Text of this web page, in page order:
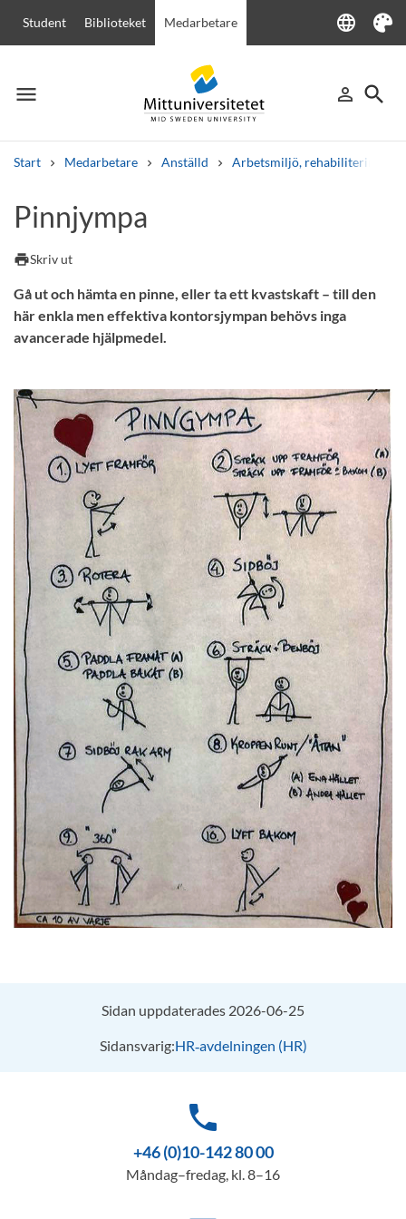
Student Biblioteket Medarbetare language
Language
Tema
menu
Meny person_outline
Logga in
search
Sök
Start Medarbetare Anställd Arbetsmiljö, rehabilitering och
Andra söktjänster
Kurser och program
Pinnjympa
printSkriv ut
Gå ut och hämta en pinne, eller ta ett kvastskaft – till den
här enkla men effektiva kontorsjympan behövs inga
avancerade hjälpmedel.
Sidan uppdaterades 2026-06-25
Sidansvarig:HR‑avdelningen (HR)
phone
+46 (0)10-142 80 00
Måndag–fredag, kl. 8–16